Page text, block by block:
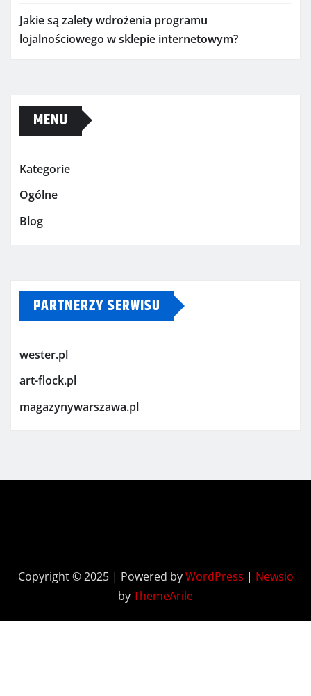
Jakie są zalety wdrożenia programu
lojalnościowego w sklepie internetowym?
MENU
Kategorie
Ogólne
Blog
PARTNERZY SERWISU
wester.pl
art-flock.pl
magazynywarszawa.pl
Copyright © 2025 | Powered byWordPress | Newsio
byThemeArile